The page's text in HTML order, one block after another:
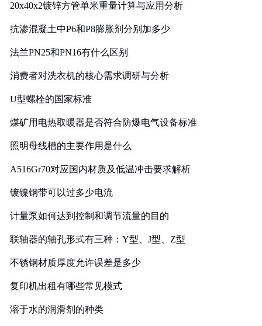
20x40x2镀锌方管单米重量计算与应用分析
抗渗混凝土中P6和P8膨胀剂分别加多少
法兰PN25和PN16有什么区别
消费者对洗衣机的核心需求调研与分析
U型螺栓的国家标准
煤矿用电热取暖器是否符合防爆电气设备标准
照明母线槽的主要作用是什么
A516Gr70对应国内材质及低温冲击要求解析
镀镍钢带可以过多少电流
计量泵如何达到控制和调节流量的目的
联轴器的轴孔形式有三种：Y型、J型、Z型
不锈钢材质厚度允许误差是多少
复印机出租有哪些常见模式
溶于水的润滑剂的种类